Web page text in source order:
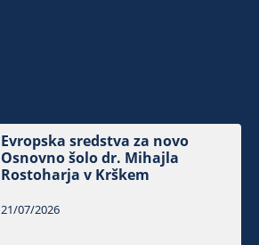
Evropska sredstva za novo
Osnovno šolo dr. Mihajla
Rostoharja v Krškem
21/07/2026